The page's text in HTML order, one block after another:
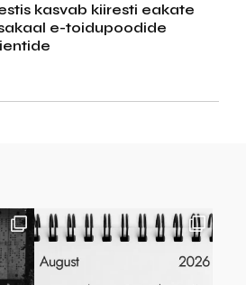
kasvab kiiresti eakate
e-toidupoodide